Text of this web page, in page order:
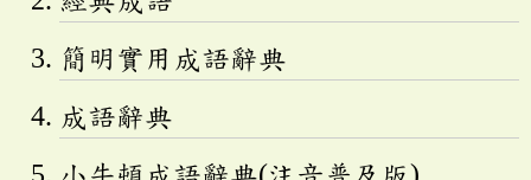
簡明實用成語辭典
成語辭典
小牛頓成語辭典(注音普及版)